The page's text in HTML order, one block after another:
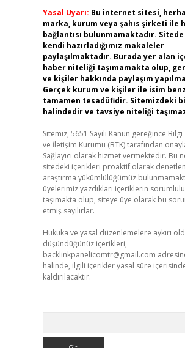
Yasal Uyarı: Bu internet sitesi,
marka, kurum veya şahıs şirketi ile
bağlantısı bulunmamaktadır. Sitede
kendi hazırladığımız makaleler
paylaşılmaktadır. Burada yer alan
haber niteliği taşımamakta olup,
ve kişiler hakkında paylaşım
Gerçek kurum ve kişiler ile isim
tamamen tesadüfidir. Sitemizdeki
halindedir ve tavsiye niteliği
Sitemiz, 5651 Sayılı Kanun gereğince
ve İletişim Kurumu (BTK) tarafından
Sağlayıcı olarak hizmet vermektedir. Bu
sitedeki içerikleri proaktif olarak
araştırma yükümlülüğümüz
üyelerimiz yazdıkları içeriklerin
taşımakta olup, siteye üye olarak bu
etmiş sayılırlar.
Hukuka ve yasal düzenlemelere aykırı
düşündüğünüz içerikleri,
backlinkpanelicomtr@gmail.com
halinde, ilgili içerikler yasal süre
kaldırılacaktır.